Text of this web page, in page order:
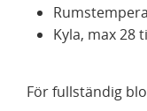
Kyla, max 28
För fullständig